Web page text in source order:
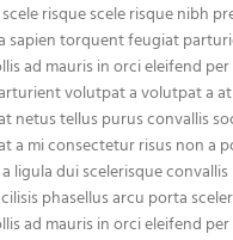
risque scele risque nibh
sapien torquent feugiat
ad mauris in orci eleifend
volutpat a volutpat a
netus tellus purus convallis
a mi consectetur risus non a
ligula dui scelerisque
phasellus arcu porta
ad mauris in orci eleifend